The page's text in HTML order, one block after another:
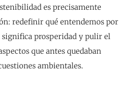
es precisamente
redefinir qué entendemos por
prosperidad y pulir el
que antes quedaban
ambientales.